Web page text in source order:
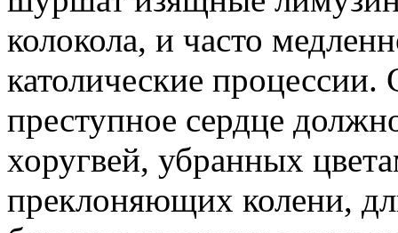
колокола, и часто
католические
преступное сердце
хоругвей, убранных
преклоняющих колени,